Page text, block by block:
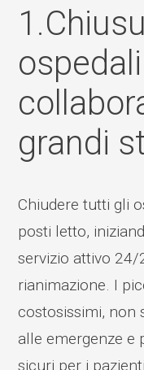
grandi
Chiudere tutti gli
posti letto,
servizio attivo 24/
rianimazione. I
costosissimi, non
alle emergenze e
sicuri per i